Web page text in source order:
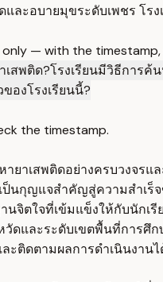
ละอบายมุขระดับเพชร โ
— with the timestamp,
เสพติด?โรงเรียนมีวิธีการค้
องโรงเรียนนี้?
the timestamp.
าเสพติดอย่างครบวงจรแล
นกุญแจสำคัญสู่ความสำเร็จ
จิตใจที่เข้มแข็งให้กับนักเรี
วัดและระดับเขตพื้นที่การศึก
ะติดตามผลการดำเนินงาน